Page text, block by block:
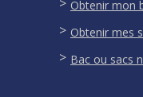
Obtenir mon
Obtenir mes
Bac ou sacs